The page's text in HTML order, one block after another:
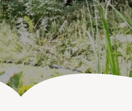
VRAGEN
info@vanenburg.nl
0341 375 454